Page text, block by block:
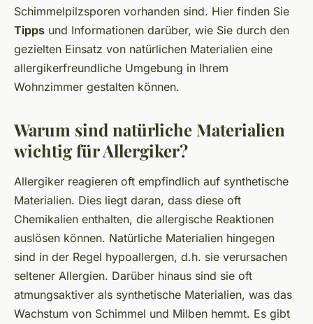
Schimmelpilzsporen vorhanden sind. Hier finden Sie
Tipps und Informationen darüber, wie Sie durch den
gezielten Einsatz von natürlichen Materialien eine
allergikerfreundliche Umgebung in Ihrem
Wohnzimmer gestalten können.
Warum sind natürliche Materialien
wichtig für Allergiker?
Allergiker reagieren oft empfindlich auf synthetische
Materialien. Dies liegt daran, dass diese oft
Chemikalien enthalten, die allergische Reaktionen
auslösen können. Natürliche Materialien hingegen
sind in der Regel hypoallergen, d.h. sie verursachen
seltener Allergien. Darüber hinaus sind sie oft
atmungsaktiver als synthetische Materialien, was das
Wachstum von Schimmel und Milben hemmt. Es gibt